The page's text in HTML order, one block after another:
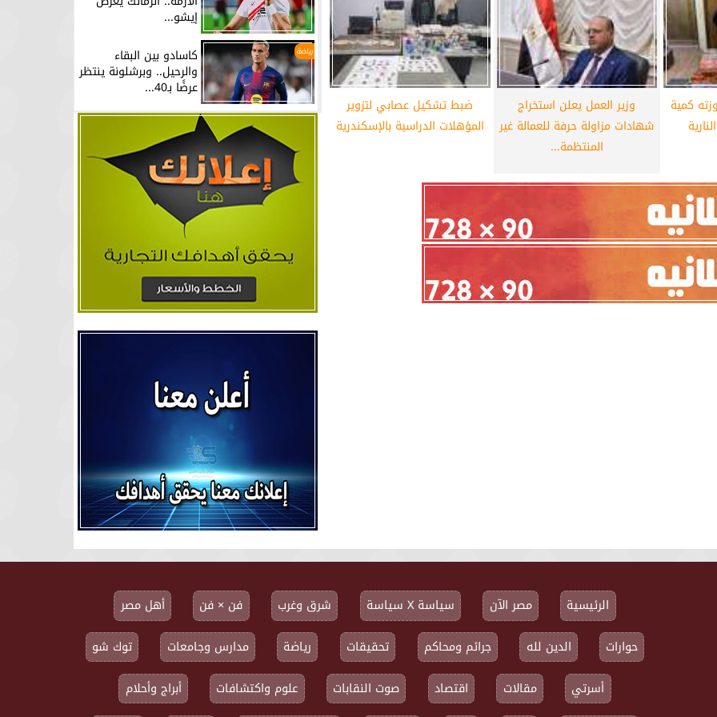
كمية
وزير العمل يعلن استخراج
شهادات مزاولة حرفة للعمالة غير
المنتظمة...
ضبط تشكيل عصابي لتزوير
المؤهلات الدراسية بالإسكندرية
إيشو...
رياضة كاسادو بين البقاء
والرحيل.. وبرشلونة ينتظر
عرضًا بـ40...
الرئيسية مصر الآن سياسة X سياسة شرق وغرب فن × فن
أهل مصر
حوارات
الدين لله جرائم ومحاكم تحقيقات رياضة مدارس وجامعات
توك شو
أسرتي
مقالات اقتصاد صوت النقابات علوم واكتشافات أبراج وأحلام